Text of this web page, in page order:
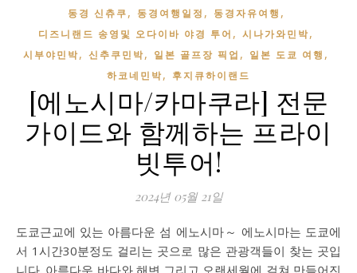
동경 신츄쿠, 동경여행일정 , 동경자유여행 ,
디즈니랜드 송영및 오다이바 야경 투어 , 시나가와민박,
시부야민박, 신추쿠민박, 일본 골프장 픽업 , 일본 도쿄 여행 ,
하코네민박, 후지큐하이랜드
[에노시마/카마쿠라] 전문
가이드와 함께하는 프라이
빗투어!
2024년 05월 21일
도쿄근교에 있는 아름다운 섬 에노시마～ 에노시마는 도쿄에
서 1시간30분정도 걸리는 곳으로 많은 관광객들이 찾는 곳입
니다. 아름다운 바다와 해변 그리고 오랜세월에 걸쳐 만들어진